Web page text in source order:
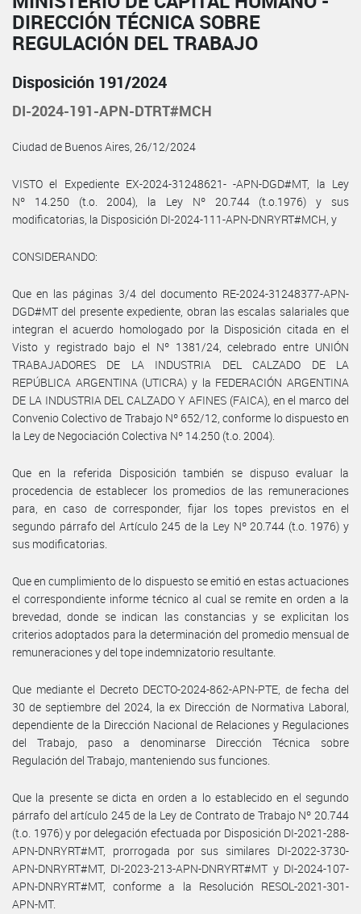
DIRECCIÓN TÉCNICA SOBRE
REGULACIÓN DEL TRABAJO
Disposición 191/2024
DI-2024-191-APN-DTRT#MCH
Ciudad de Buenos Aires, 26/12/2024
VISTO el Expediente EX-2024-31248621- -APN-DGD#MT, la Ley
Nº 14.250 (t.o. 2004), la Ley Nº 20.744 (t.o.1976) y sus
modificatorias, la Disposición DI-2024-111-APN-DNRYRT#MCH, y
CONSIDERANDO:
Que en las páginas 3/4 del documento RE-2024-31248377-APN-
DGD#MT del presente expediente, obran las escalas salariales que
integran el acuerdo homologado por la Disposición citada en el
Visto y registrado bajo el Nº 1381/24, celebrado entre UNIÓN
TRABAJADORES DE LA INDUSTRIA DEL CALZADO DE LA
REPÚBLICA ARGENTINA (UTICRA) y la FEDERACIÓN ARGENTINA
DE LA INDUSTRIA DEL CALZADO Y AFINES (FAICA), en el marco del
Convenio Colectivo de Trabajo Nº 652/12, conforme lo dispuesto en
la Ley de Negociación Colectiva Nº 14.250 (t.o. 2004).
Que en la referida Disposición también se dispuso evaluar la
procedencia de establecer los promedios de las remuneraciones
para, en caso de corresponder, fijar los topes previstos en el
segundo párrafo del Artículo 245 de la Ley Nº 20.744 (t.o. 1976) y
sus modificatorias.
Que en cumplimiento de lo dispuesto se emitió en estas actuaciones
el correspondiente informe técnico al cual se remite en orden a la
brevedad, donde se indican las constancias y se explicitan los
criterios adoptados para la determinación del promedio mensual de
remuneraciones y del tope indemnizatorio resultante.
Que mediante el Decreto DECTO-2024-862-APN-PTE, de fecha del
30 de septiembre del 2024, la ex Dirección de Normativa Laboral,
dependiente de la Dirección Nacional de Relaciones y Regulaciones
del Trabajo, paso a denominarse Dirección Técnica sobre
Regulación del Trabajo, manteniendo sus funciones.
Que la presente se dicta en orden a lo establecido en el segundo
párrafo del artículo 245 de la Ley de Contrato de Trabajo Nº 20.744
(t.o. 1976) y por delegación efectuada por Disposición DI-2021-288-
APN-DNRYRT#MT, prorrogada por sus similares DI-2022-3730-
APN-DNRYRT#MT, DI-2023-213-APN-DNRYRT#MT y DI-2024-107-
APN-DNRYRT#MT, conforme a la Resolución RESOL-2021-301-
APN-MT.